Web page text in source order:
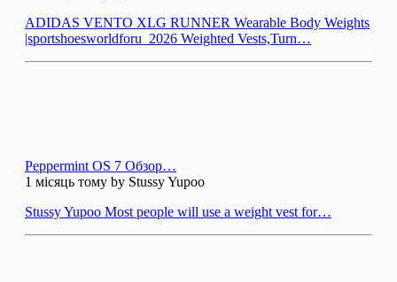
ADIDAS VENTO XLG RUNNER Wearable Body Weights
|sportshoesworldforu_2026 Weighted Vests,Turn…
Peppermint OS 7 Обзор…
1 місяць тому by Stussy Yupoo
Stussy Yupoo Most people will use a weight vest for…